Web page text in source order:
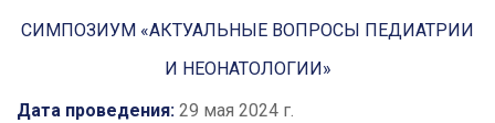
СИМПОЗИУМ «АКТУАЛЬНЫЕ ВОПРОСЫ ПЕДИАТРИИ
И НЕОНАТОЛОГИИ»
Дата проведения: 29 мая 2024 г.